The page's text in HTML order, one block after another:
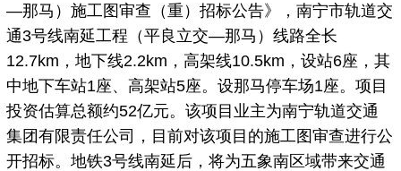
—那马）施工图审查（重）招标公告》，南宁市轨道交
通3号线南延工程（平良立交—那马）线路全长
12.7km，地下线2.2km，高架线10.5km，设站6座，其
中地下车站1座、高架站5座。设那马停车场1座。项目
投资估算总额约52亿元。该项目业主为南宁轨道交通
集团有限责任公司，目前对该项目的施工图审查进行公
开招标。地铁3号线南延后，将为五象南区域带来交通